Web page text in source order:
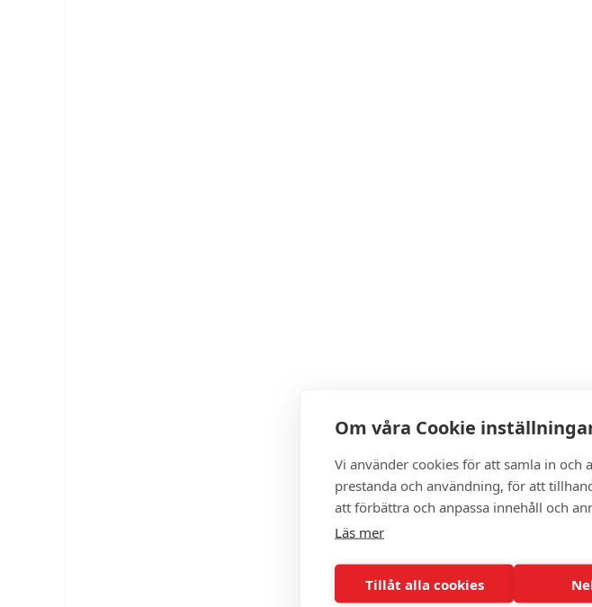
Om våra Cookie
Vi använder cookies för att samla in
prestanda och användning, för att
att förbättra och anpassa innehåll och
Läs mer
Tillåt alla cookies